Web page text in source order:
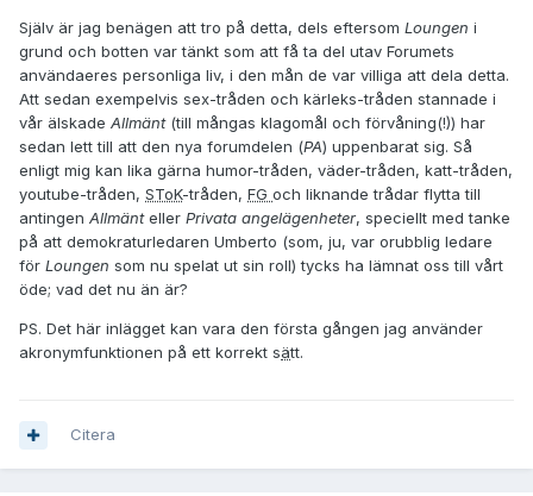
Själv är jag benägen att tro på detta, dels eftersom Loungen i
grund och botten var tänkt som att få ta del utav Forumets
användaeres personliga liv, i den mån de var villiga att dela detta.
Att sedan exempelvis sex-tråden och kärleks-tråden stannade i
vår älskade Allmänt(till mångas klagomål och förvåning(!)) har
sedan lett till att den nya forumdelen (PA) uppenbarat sig. Så
enligt mig kan lika gärna humor-tråden, väder-tråden, katt-tråden,
youtube-tråden, SToK-tråden, FG och liknande trådar flytta till
antingen Allmänteller Privata angelägenheter, speciellt med tanke
på att demokraturledaren Umberto (som, ju, var orubblig ledare
för Loungen som nu spelat ut sin roll) tycks ha lämnat oss till vårt
öde; vad det nu än är?
PS. Det här inlägget kan vara den första gången jag använder
akronymfunktionen på ett korrekt sätt.
Citera